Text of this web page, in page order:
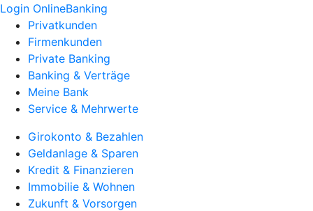
Login OnlineBanking
Privatkunden
Firmenkunden
Private Banking
Banking & Verträge
Meine Bank
Service & Mehrwerte
Girokonto & Bezahlen
Geldanlage & Sparen
Kredit & Finanzieren
Immobilie & Wohnen
Zukunft & Vorsorgen